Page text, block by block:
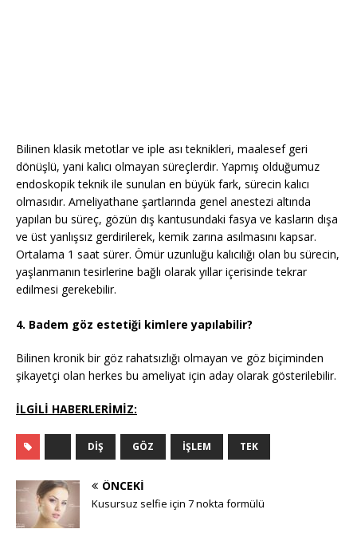
Bilinen klasik metotlar ve iple ası teknikleri, maalesef geri
dönüşlü, yani kalıcı olmayan süreçlerdir. Yapmış olduğumuz
endoskopik teknik ile sunulan en büyük fark, sürecin kalıcı
olmasıdır. Ameliyathane şartlarında genel anestezi altında
yapılan bu süreç, gözün dış kantusundaki fasya ve kasların dışa
ve üst yanlışsız gerdirilerek, kemik zarına asılmasını kapsar.
Ortalama 1 saat sürer. Ömür uzunluğu kalıcılığı olan bu sürecin,
yaşlanmanın tesirlerine bağlı olarak yıllar içerisinde tekrar
edilmesi gerekebilir.
4. Badem göz estetiği kimlere yapılabilir?
Bilinen kronik bir göz rahatsızlığı olmayan ve göz biçiminden
şikayetçi olan herkes bu ameliyat için aday olarak gösterilebilir.
İLGİLİ HABERLERİMİZ:
DIŞ GÖZ İŞLEM TEK
ÖNCEKI
Kusursuz selfie için 7 nokta formülü